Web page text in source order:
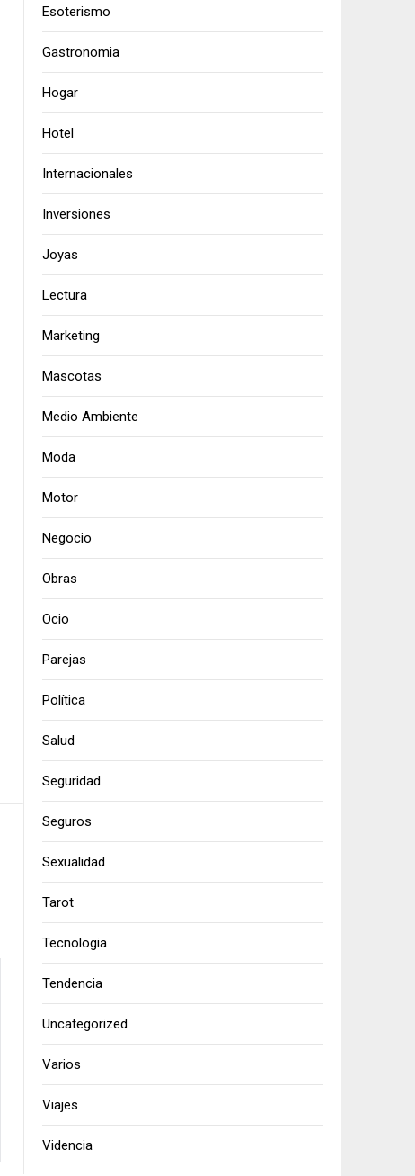
Esoterismo
Gastronomia
Hogar
Hotel
Internacionales
Inversiones
Joyas
Lectura
Marketing
Mascotas
Medio Ambiente
Moda
Motor
Negocio
Obras
Ocio
Parejas
Política
Salud
Seguridad
Seguros
Sexualidad
Tarot
Tecnologia
Tendencia
Uncategorized
Varios
Viajes
Videncia